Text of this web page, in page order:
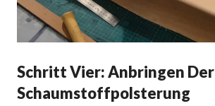
Schritt Vier: Anbringen Der
Schaumstoffpolsterung